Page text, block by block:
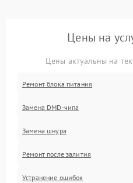
Цены на
Цены актуальны на
Ремонт блока питания
Замена DMD-чипа
Замена шнура
Ремонт после залития
Устранение ошибок